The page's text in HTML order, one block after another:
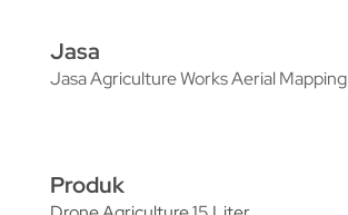
Jasa
Jasa Agriculture Works Aerial Mapping
Produk